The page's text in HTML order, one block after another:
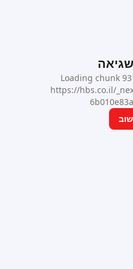
Loading
https://